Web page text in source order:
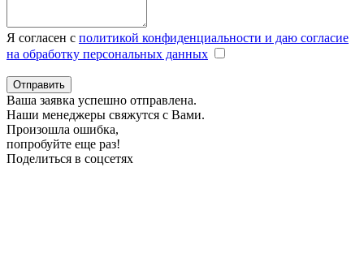
Я согласен с политикой конфиденциальности и даю согласие
на обработку персональных данных
Отправить
Ваша заявка успешно отправлена.
Наши менеджеры свяжутся с Вами.
Произошла ошибка,
попробуйте еще раз!
Поделиться в соцсетях